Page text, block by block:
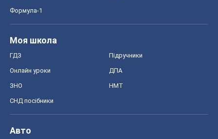
Формула-1
Моя школа
ГДЗ Підручники
Онлайн уроки ДПА
ЗНО НМТ
СНД посібники
Авто